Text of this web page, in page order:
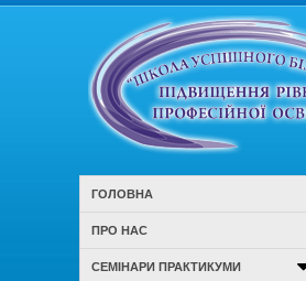
ГОЛОВНА
ПРО НАС
СЕМІНАРИ ПРАКТИКУМИ